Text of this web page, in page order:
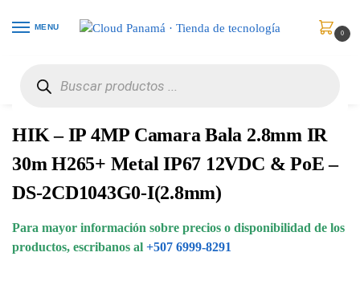
MENU
0
HIK – IP 4MP Camara Bala 2.8mm IR
30m H265+ Metal IP67 12VDC & PoE –
DS-2CD1043G0-I(2.8mm)
Para mayor información sobre precios o disponibilidad de los
productos, escribanos al +507 6999-8291